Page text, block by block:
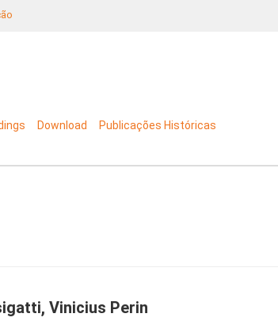
Download Publicações Históricas
Vinicius Perin